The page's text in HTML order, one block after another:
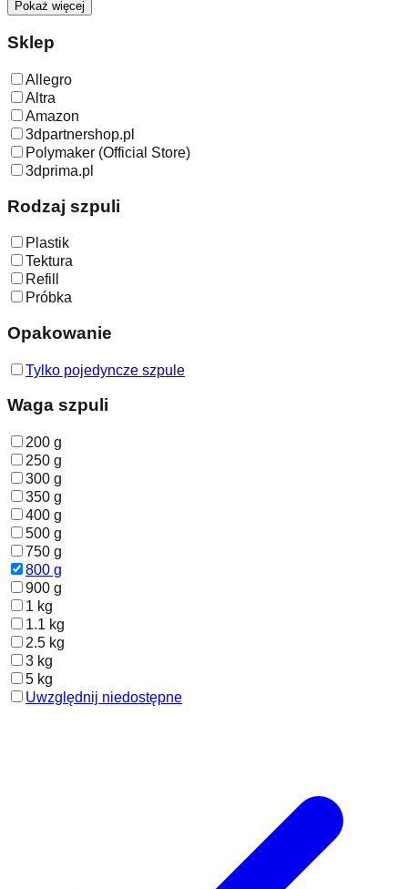
Pokaż więcej
Sklep
Allegro
Altra
Amazon
3dpartnershop.pl
Polymaker (Official Store)
3dprima.pl
Rodzaj szpuli
Plastik
Tektura
Refill
Próbka
Opakowanie
Tylko pojedyncze szpule
Waga szpuli
200 g
250 g
300 g
350 g
400 g
500 g
750 g
800 g
900 g
1 kg
1.1 kg
2.5 kg
3 kg
5 kg
Uwzględnij niedostępne